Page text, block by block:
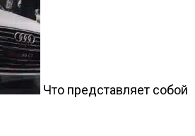
Что представляет собой